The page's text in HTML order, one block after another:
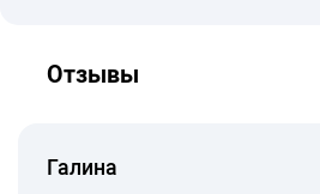
«Управление
Опыт работы
Отзывы
Галина